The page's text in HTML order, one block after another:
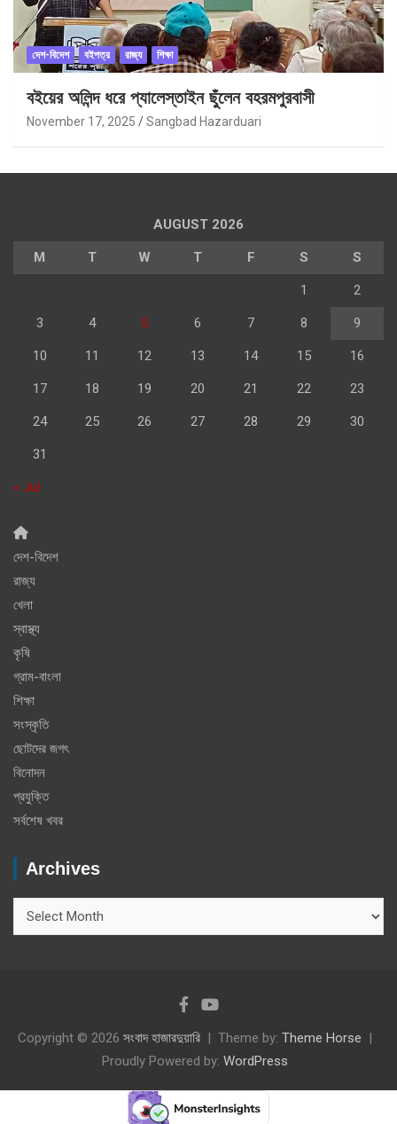
দেশ-বিদেশ বইপত্র রাজ্য শিক্ষা
বইয়ের অলিন্দ ধরে প্যালেস্তাইন ছুঁলেন বহরমপুরবাসী
November 17, 2025 Sangbad Hazarduari
AUGUST 2026
M T W T F S S
1 2
3 4 5 6 7 8 9
10 11 12 13 14 15 16
17 18 19 20 21 22 23
24 25 26 27 28 29 30
31
« Jul
দেশ-বিদেশ
রাজ্য
খেলা
স্বাস্থ্য
কৃষি
গ্রাম-বাংলা
শিক্ষা
সংস্কৃতি
ছোটদের জগৎ
বিনোদন
প্রযুক্তি
সর্বশেষ খবর
Archives
Copyright © 2026 সংবাদ হাজারদুয়ারি Theme by: Theme Horse
Proudly Powered by: WordPress